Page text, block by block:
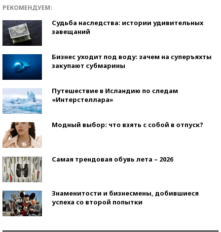
РЕКОМЕНДУЕМ:
Судьба наследства: истории удивительных
завещаний
Бизнес уходит под воду: зачем на суперъяхты
закупают субмарины
Путешествие в Исландию по следам
«Интерстеллара»
Модный выбор: что взять с собой в отпуск?
Самая трендовая обувь лета – 2026
Знаменитости и бизнесмены, добившиеся
успеха со второй попытки